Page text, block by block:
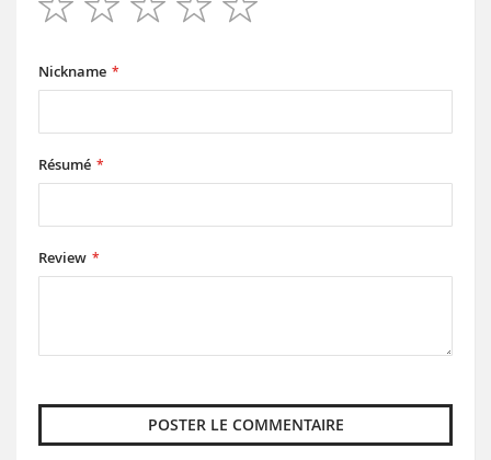
Nickname
Résumé
Review
POSTER LE COMMENTAIRE